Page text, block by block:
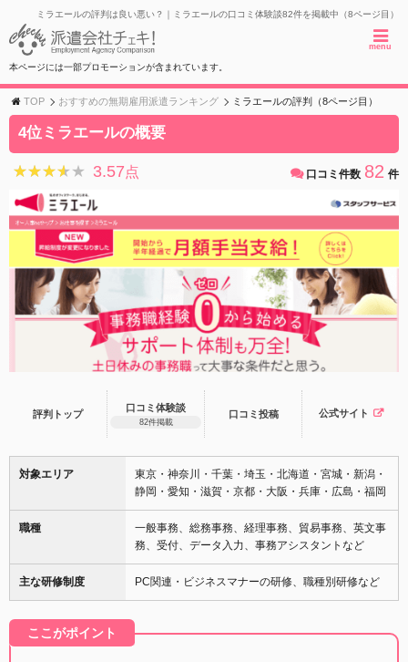
ミラエールの評判は良い悪い？｜ミラエールの口コミ体験談82件を掲載中（8ページ目）
menu
本ページには一部プロモーションが含まれています。
TOP おすすめの無期雇用派遣ランキング ミラエールの評判（8ページ目）
4位ミラエールの概要
★★★★★
★★★★★ 3.57点 口コミ件数 82 件
評判トップ
口コミ体験談
82件掲載
口コミ 投稿 公式サイト
対象エリア
東京・神奈川・千葉・埼玉・北海道・宮城・新潟・
静岡・愛知・滋賀・京都・大阪・兵庫・広島・福岡
職種
一般事務、総務事務、経理事務、貿易事務、英文事
務、受付、データ入力、事務アシスタントなど
主な研修制度 PC関連・ビジネスマナーの研修、職種別研修など
ここがポイント